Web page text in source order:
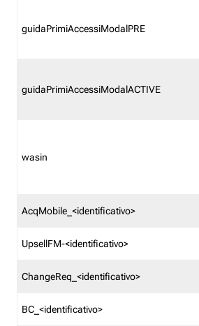
guidaPrimiAccessiModalPRE
guidaPrimiAccessiModalACTIVE
wasin
AcqMobile_<identificativo>
UpsellFM-<identificativo>
ChangeReq_<identificativo>
BC_<identificativo>